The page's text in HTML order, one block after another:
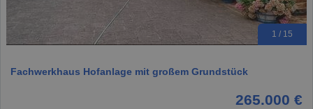
1 / 15
Fachwerkhaus Hofanlage mit großem Grundstück
265.000 €